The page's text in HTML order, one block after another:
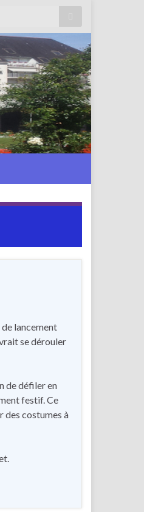
lancement
se dérouler
de défiler en
festif. Ce
des costumes à